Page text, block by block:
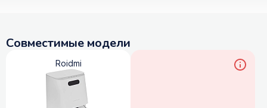
Совместимые модели
Roidmi